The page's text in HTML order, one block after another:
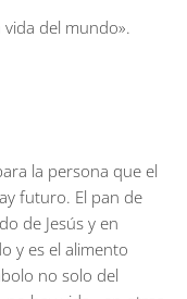
del mundo».
la persona que el
futuro. El pan de
de Jesús y en
y es el alimento
no solo del